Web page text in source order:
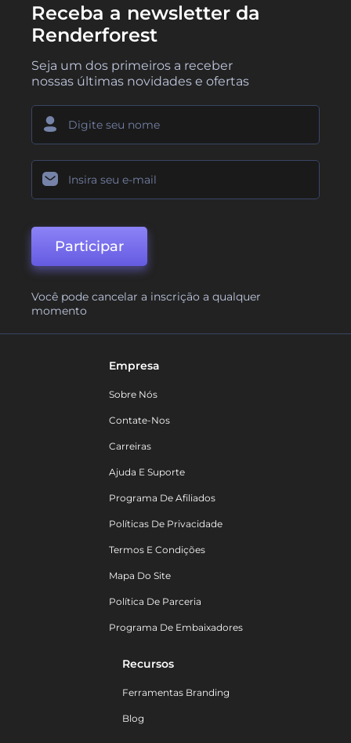
Receba a newsletter da
Renderforest
Seja um dos primeiros a receber
nossas últimas novidades e ofertas
Participar
Você pode cancelar a inscrição a qualquer
momento
Empresa
Sobre Nós
Contate-Nos
Carreiras
Ajuda E Suporte
Programa De Afiliados
Políticas De Privacidade
Termos E Condições
Mapa Do Site
Política De Parceria
Programa De Embaixadores
Recursos
Ferramentas Branding
Blog